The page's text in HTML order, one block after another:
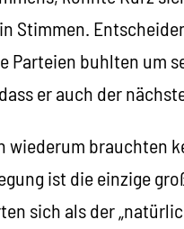
Stimmen.
Parteien buhlten um
er auch der
wiederum brauchten
ist die einzige
sich als der